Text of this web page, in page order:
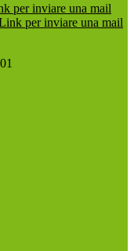
per inviare una mail
per inviare una mail